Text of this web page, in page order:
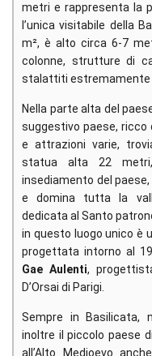
metri e rappresenta la
l’unica visitabile della
m², è alto circa 6-7
colonne, strutture di
stalattiti estremamente
Nella parte alta del
suggestivo paese,
e attrazioni varie,
statua alta 22
insediamento del
e domina tutta la
dedicata al Santo
in questo luogo unico è
progettata intorno al
Gae Aulenti,
D’Orsai di Parigi.
Sempre in Basilicata,
inoltre il piccolo paese
all’Alto Medioevo